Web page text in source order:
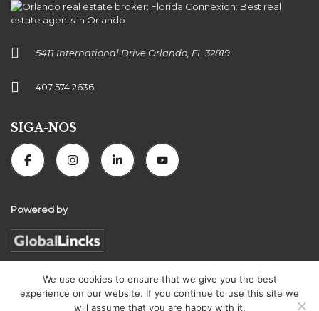
5411 International Drive Orlando, FL 32819
407 574 2636
SIGA-NOS
Powered by
Florida Connexion Properties | All rights reserved
We use cookies to ensure that we give you the best
experience on our website. If you continue to use this site we
will assume that you are happy with it.